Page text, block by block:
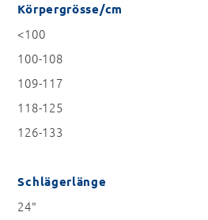
Körpergrösse/cm
<100
100-108
109-117
118-125
126-133
Schlägerlänge
24"